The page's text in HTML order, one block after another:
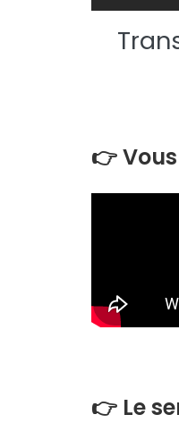
👉
👉 Le